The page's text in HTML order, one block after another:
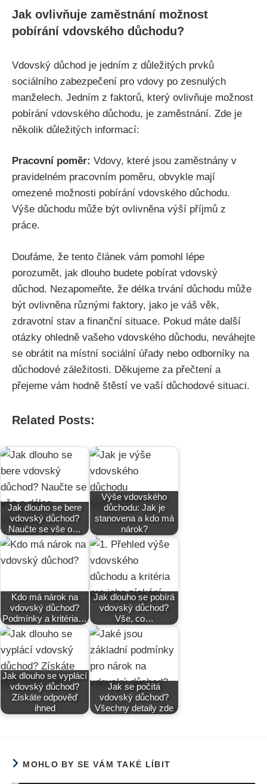
Jak ovlivňuje zaměstnání možnost
pobírání vdovského důchodu?
Vdovský důchod je jedním z důležitých prvků
sociálního zabezpečení pro vdovy po zesnulých
manželech. Jedním z faktorů, který ovlivňuje možnost
pobírání vdovského důchodu, je zaměstnání. Zde je
několik důležitých informací:
Pracovní poměr: Vdovy, které jsou zaměstnány v
pravidelném pracovním poměru, obvykle mají
omezené možnosti pobírání vdovského důchodu.
Výše důchodu může být ovlivněna výší příjmů z
práce.
Doufáme, že tento článek vám pomohl lépe
porozumět, jak dlouho budete pobírat vdovský
důchod. Nezapomeňte, že délka trvání důchodu může
být ovlivněna různými faktory, jako je váš věk,
zdravotní stav a finanční situace. Pokud máte další
otázky ohledně vašeho vdovského důchodu, neváhejte
se obrátit na místní sociální úřady nebo odborníky na
důchodové záležitosti. Děkujeme za přečtení a
přejeme vám hodně štěstí ve vaší důchodové situaci.
Related Posts:
Jak dlouho se bere
vdovský důchod?
Naučte se vše o…
Výše vdovského
důchodu: Jak je
stanovena a kdo má
nárok?
Kdo má nárok na
vdovský důchod?
Podmínky a kritéria…
Jak dlouho se pobírá
vdovský důchod?
Vše, co…
Jak dlouho se vyplácí
vdovský důchod?
Získáte odpověď
ihned
Jak se počítá
vdovský důchod?
Všechny detaily zde
MOHLO BY SE VÁM TAKÉ LÍBIT